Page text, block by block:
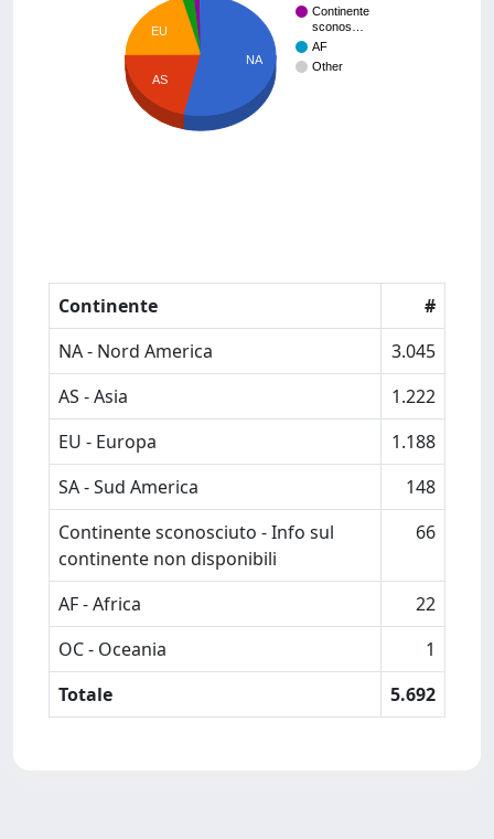
Continente
sconos…
AF
Other
EU
AS
NA
Continente
#
NA - Nord America
3.045
AS - Asia
1.222
EU - Europa
1.188
SA - Sud America
148
Continente sconosciuto - Info sul
continente non disponibili
66
AF - Africa
22
OC - Oceania
1
Totale
5.692